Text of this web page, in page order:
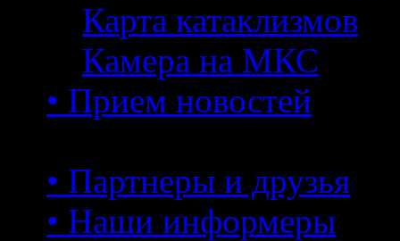
Карта катаклизмов
Камера на МКС
• Прием новостей
• Партнеры и друзья
• Наши информеры